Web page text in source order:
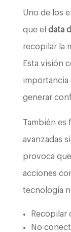
Uno de los
que el data
recopilar la
Esta visión
importancia
generar
También es
avanzadas
provoca
acciones
tecnología
Recopilar
No